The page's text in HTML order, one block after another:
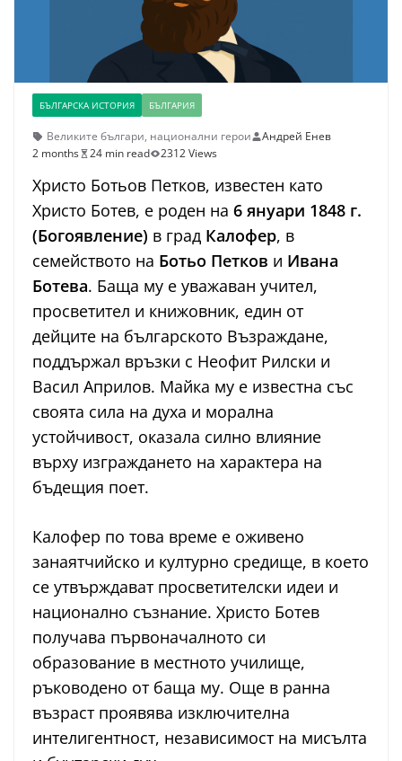
БЪЛГАРСКА ИСТОРИЯ БЪЛГАРИЯ
Великите българи, национални герои
Андрей Енев
2 months
24 min read 2312 Views
Христо Ботьов Петков, известен като
Христо Ботев, е роден на 6 януари 1848 г.
(Богоявление) в град Калофер, в
семейството на Ботьо Петков и Ивана
Ботева. Баща му е уважаван учител,
просветител и книжовник, един от
дейците на българското Възраждане,
поддържал връзки с Неофит Рилски и
Васил Априлов. Майка му е известна със
своята сила на духа и морална
устойчивост, оказала силно влияние
върху изграждането на характера на
бъдещия поет.
Калофер по това време е оживено
занаятчийско и културно средище, в което
се утвърждават просветителски идеи и
национално съзнание. Христо Ботев
получава първоначалното си
образование в местното училище,
ръководено от баща му. Още в ранна
възраст проявява изключителна
интелигентност, независимост на мисълта